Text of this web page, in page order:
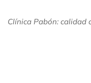
Clínica Pabón: calidad
Usuario